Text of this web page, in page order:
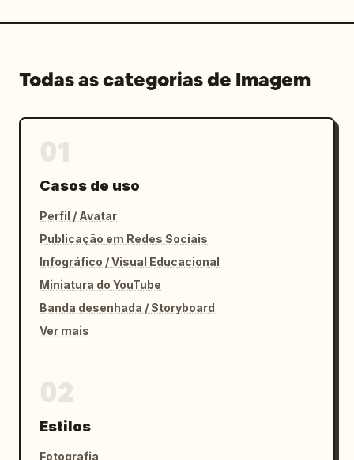
Todas as categorias de Imagem
Casos de uso
Perfil / Avatar
Publicação em Redes Sociais
Infográfico / Visual Educacional
Miniatura do YouTube
Banda desenhada / Storyboard
Ver mais
Estilos
Fotografia